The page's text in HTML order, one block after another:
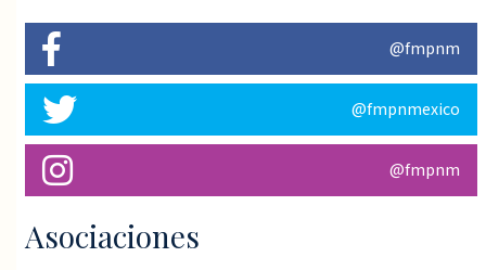
@fmpnm
@fmpnmexico
@fmpnm
Asociaciones